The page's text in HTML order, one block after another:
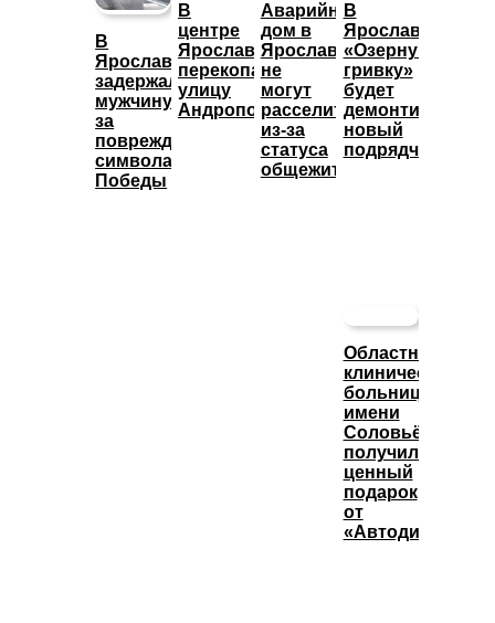
В
Ярославле
задержали
мужчину
за
повреждение
символа
Победы
В
центре
Ярославля
перекопали
улицу
Андропова
Аварийный
дом в
Ярославле
не
могут
расселить
из-за
статуса
общежития
В
Ярославле
«Озерную
гривку»
будет
демонтировать
новый
подрядчик
Областная
клиническая
больница
имени
Соловьёва
получила
ценный
подарок
от
«Автодизеля»